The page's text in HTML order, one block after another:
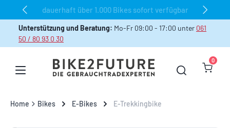
Zum Hauptinhalt springen
dauerhaft über 1.000 Bikes sofort verfügbar
Unterstützung und Beratung: Mo-Fr 09:00 - 17:00 unter 061
50 / 80 93 0 30
0
Home Bikes E-Bikes E-Trekkingbike